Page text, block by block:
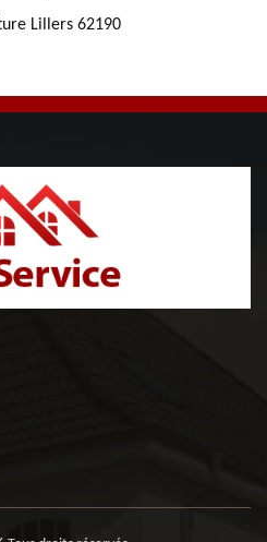
Lillers 62190